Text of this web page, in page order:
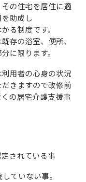
の住宅を居住に適
助成し
る制度です。
存の浴室、便所、
に限ります。
用者の心身の状況
きますので改修前
の居宅介護支援事
されている事
ていない事。